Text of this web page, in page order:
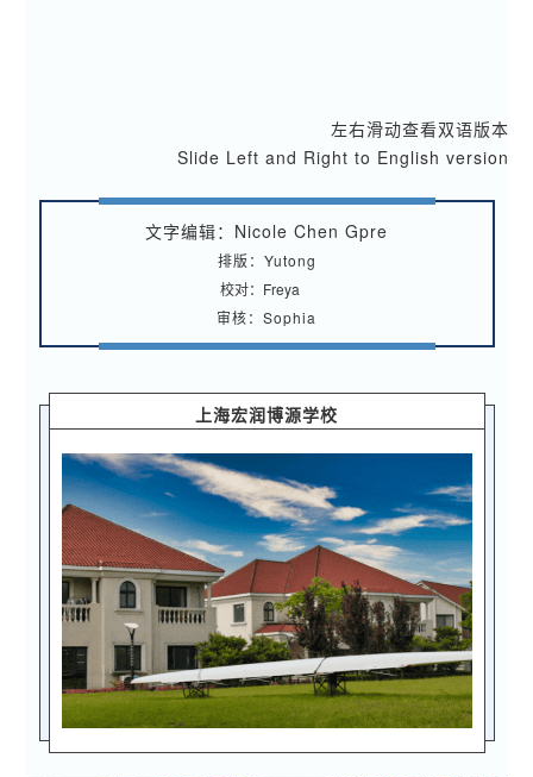
左右滑动查看双语版本
Slide Left and Right to English version
文字编辑：Nicole Chen Gpre
排版：Yutong
校对：Freya
审核：Sophia
上海宏润博源学校